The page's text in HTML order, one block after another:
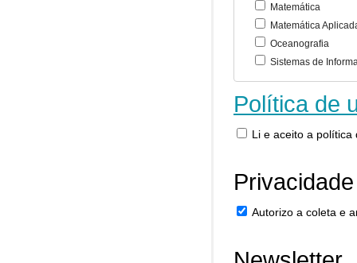
Matemática
Matemática
Oceanografia
Sistemas de
Política de
Li e aceito a política
Autorizo a coleta e